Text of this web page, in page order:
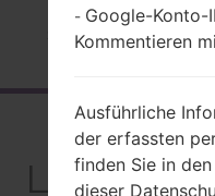
Startseite →Serie →
- Google-Konto-
Kommentieren
Ausführliche
der erfassten
finden Sie in
dieser